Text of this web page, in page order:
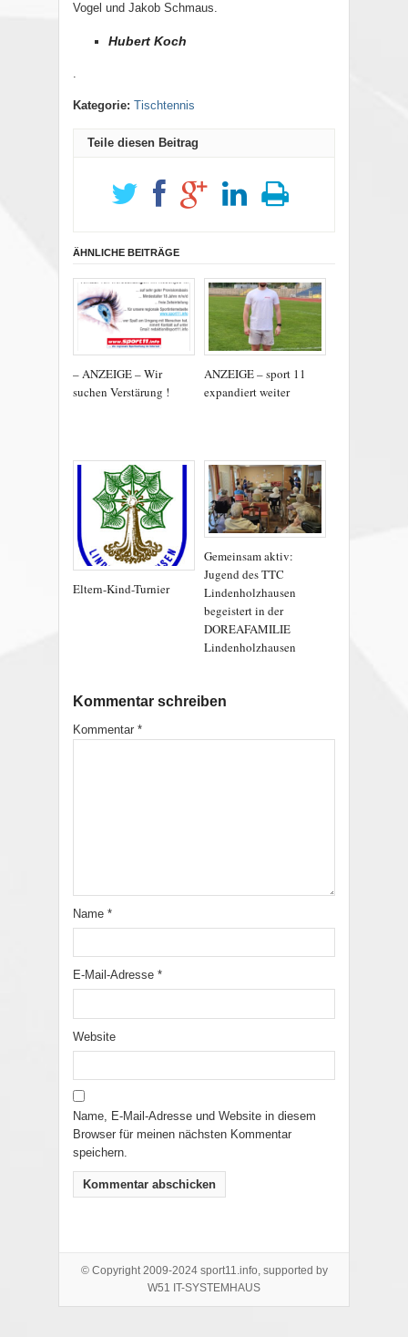
Vogel und Jakob Schmaus.
Hubert Koch
.
Kategorie: Tischtennis
Teile diesen Beitrag
ÄHNLICHE BEITRÄGE
– ANZEIGE – Wir
suchen Verstärung !
ANZEIGE – sport 11
expandiert weiter
Eltern-Kind-Turnier
Gemeinsam aktiv:
Jugend des TTC
Lindenholzhausen
begeistert in der
DOREAFAMILIE
Lindenholzhausen
Kommentar schreiben
Kommentar *
Name *
E-Mail-Adresse *
Website
Name, E-Mail-Adresse und Website in diesem
Browser für meinen nächsten Kommentar
speichern.
© Copyright 2009-2024 sport11.info, supported by
W51 IT-SYSTEMHAUS